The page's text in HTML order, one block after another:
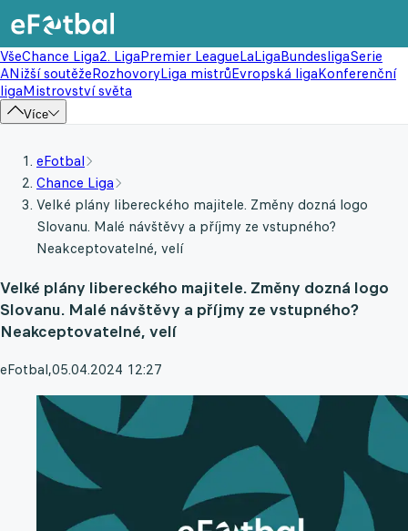
VšeChance Liga2. LigaPremier LeagueLaLigaBundesligaSerie
ANižší soutěžeRozhovoryLiga mistrůEvropská ligaKonferenční
ligaMistrovství světa
Více
eFotbal
Chance Liga
Velké plány libereckého majitele. Změny dozná logo
Slovanu. Malé návštěvy a příjmy ze vstupného?
Neakceptovatelné, velí
Velké plány libereckého majitele. Změny dozná logo
Slovanu. Malé návštěvy a příjmy ze vstupného?
Neakceptovatelné, velí
eFotbal,05.04.2024 12:27